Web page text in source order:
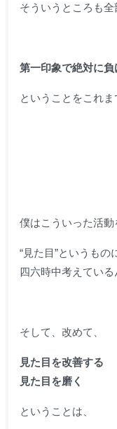
そういうところも全
第一印象で絶対に
ということをこれま
僕はこういった活動
“見た目”というもの
四六時中考えている
そして、改めて、
見た目を改善する
見た目を磨く
ということは、